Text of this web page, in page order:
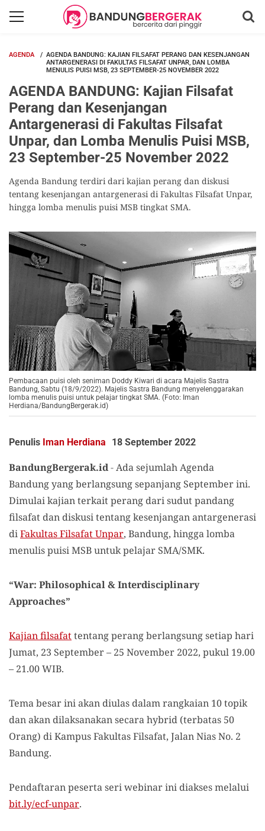
AGENDA
AGENDA BANDUNG: KAJIAN FILSAFAT PERANG DAN KESENJANGAN
ANTARGENERASI DI FAKULTAS FILSAFAT UNPAR, DAN LOMBA
MENULIS PUISI MSB, 23 SEPTEMBER-25 NOVEMBER 2022
AGENDA BANDUNG: Kajian Filsafat
Perang dan Kesenjangan
Antargenerasi di Fakultas Filsafat
Unpar, dan Lomba Menulis Puisi MSB,
23 September-25 November 2022
Agenda Bandung terdiri dari kajian perang dan diskusi
tentang kesenjangan antargenerasi di Fakultas Filsafat Unpar,
hingga lomba menulis puisi MSB tingkat SMA.
Pembacaan puisi oleh seniman Doddy Kiwari di acara Majelis Sastra
Bandung, Sabtu (18/9/2022). Majelis Sastra Bandung menyelenggarakan
lomba menulis puisi untuk pelajar tingkat SMA. (Foto: Iman
Herdiana/BandungBergerak.id)
Penulis Iman Herdiana 18 September 2022
BandungBergerak.id-Ada sejumlah Agenda
Bandung yang berlangsung sepanjang September ini.
Dimulai kajian terkait perang dari sudut pandang
filsafat dan diskusi tentang kesenjangan antargenerasi
diFakultas Filsafat Unpar, Bandung, hingga lomba
menulis puisi MSB untuk pelajar SMA/SMK.
“War: Philosophical & Interdisciplinary
Approaches”
Kajian filsafattentang perang berlangsung setiap hari
Jumat, 23 September – 25 November 2022, pukul 19.00
– 21.00 WIB.
Tema besar ini akan diulas dalam rangkaian 10 topik
dan akan dilaksanakan secara hybrid (terbatas 50
Orang) di Kampus Fakultas Filsafat, Jalan Nias No. 2
Bandung.
Pendaftaran peserta seri webinar ini diakses melalui
bit.ly/ecf-unpar.